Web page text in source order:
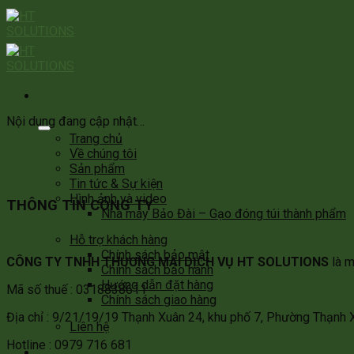
Skip
content
Trang chủ
Về chúng tôi
Sản phẩm
Tin tức & Sự kiện
Hình ảnh và video
Nhà máy Bảo Đài – Gạo đóng túi thành phẩm
Hỗ trợ khách hàng
Chính sách bảo mật
Chính sách bảo hành
Hướng dẫn đặt hàng
Chính sách giao hàng
Liên hệ
Nội dung đang cập nhật…
THÔNG TIN CÔNG TY
CÔNG TY TNHH THƯƠNG MẠI DỊCH VỤ HT SOLUTIONS là
Mã số thuế : 0318838611
Địa chỉ : 9/21/19/19 Thạnh Xuân 24, khu phố 7, Phường Thạnh
Hotline : 0979 716 681